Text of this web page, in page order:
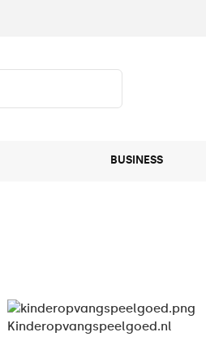
BUSINESS
Kinderopvangspeelgoed.nl